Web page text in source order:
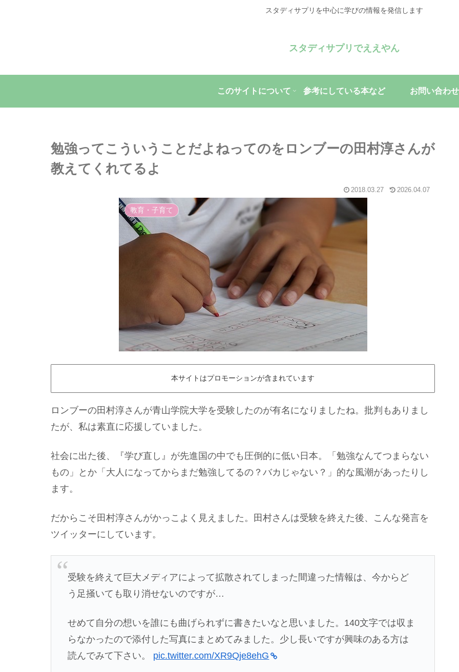
スタディサプリを中心に学びの情報を発信します
スタディサプリでええやん
このサイトについて 参考にしている本など お問い合わせ
勉強ってこういうことだよねってのをロンブーの田村淳さんが
教えてくれてるよ
2018.03.27 2026.04.07
教育・子育て
本サイトはプロモーションが含まれています
ロンブーの田村淳さんが青山学院大学を受験したのが有名になりましたね。批判もありまし
たが、私は素直に応援していました。
社会に出た後、『学び直し』が先進国の中でも圧倒的に低い日本。「勉強なんてつまらない
もの」とか「大人になってからまだ勉強してるの？バカじゃない？」的な風潮があったりし
ます。
だからこそ田村淳さんがかっこよく見えました。田村さんは受験を終えた後、こんな発言を
ツイッターにしています。
受験を終えて巨大メディアによって拡散されてしまった間違った情報は、今からど
う足掻いても取り消せないのですが…
せめて自分の想いを誰にも曲げられずに書きたいなと思いました。140文字では収ま
らなかったので添付した写真にまとめてみました。少し長いですが興味のある方は
読んでみて下さい。 pic.twitter.com/XR9Qje8ehG